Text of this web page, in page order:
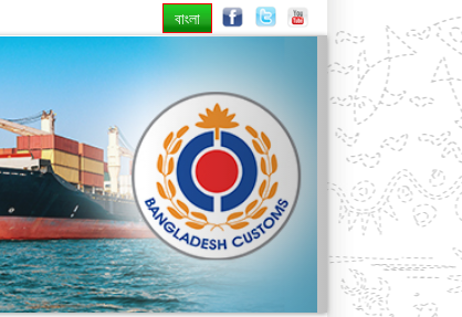
বাংলা
Next